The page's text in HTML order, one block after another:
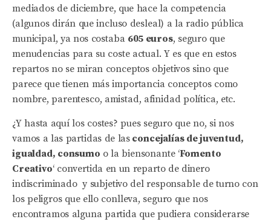
mediados de diciembre, que hace la competencia
(algunos dirán que incluso desleal) a la radio pública
municipal, ya nos costaba 605 euros, seguro que
menudencias para su coste actual. Y es que en estos
repartos no se miran conceptos objetivos sino que
parece que tienen más importancia conceptos como
nombre, parentesco, amistad, afinidad política, etc.
¿Y hasta aquí los costes? pues seguro que no, si nos
vamos a las partidas de las concejalías de juventud,
igualdad, consumo o la biensonante ‘Fomento
Creativo‘ convertida en un reparto de dinero
indiscriminado y subjetivo del responsable de turno con
los peligros que ello conlleva, seguro que nos
encontramos alguna partida que pudiera considerarse